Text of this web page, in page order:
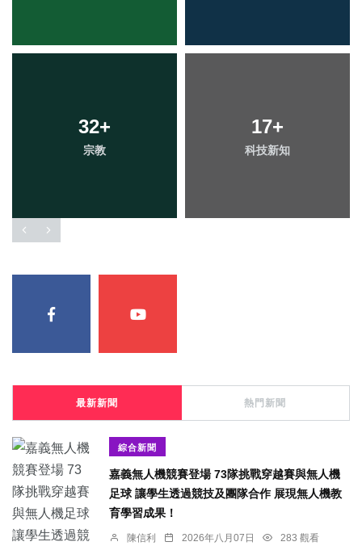
32+
宗教
17+
科技新知
最新新聞 熱門新聞
綜合新聞
嘉義無人機競賽登場 73隊挑戰穿越賽與無人機
足球 讓學生透過競技及團隊合作 展現無人機教
育學習成果！
陳信利 2026年八月07日
283 觀看